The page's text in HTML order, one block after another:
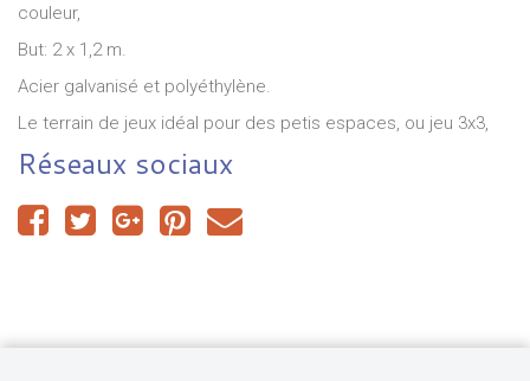
couleur,
But: 2 x 1,2m.
Acier galvanisé et polyéthylène.
Le terrain de jeux idéal pour des petis espaces, ou jeu 3x3,
Réseaux sociaux